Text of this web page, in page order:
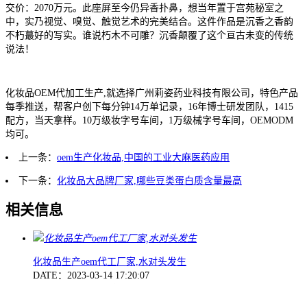
交价：2070万元。此座屏至今仍异香扑鼻，想当年置于宫苑秘室之
中，实乃视觉、嗅觉、触觉艺术的完美结合。这件作品是沉香之香韵
不朽蕞好的写实。谁说朽木不可雕？沉香颠覆了这个亘古未变的传统
说法！
化妆品OEM代加工生产,就选择广州莉姿药业科技有限公司，特色产品
每季推送，帮客户创下每分钟14万单记录，16年博士研发团队，1415
配方，当天拿样。10万级妆字号车间，1万级械字号车间，OEMODM
均可。
上一条： oem生产化妆品,中国的工业大麻医药应用
下一条： 化妆品大品牌厂家,哪些豆类蛋白质含量最高
相关信息
化妆品生产oem代工厂家,水对头发生
DATE：2023-03-14 17:20:07